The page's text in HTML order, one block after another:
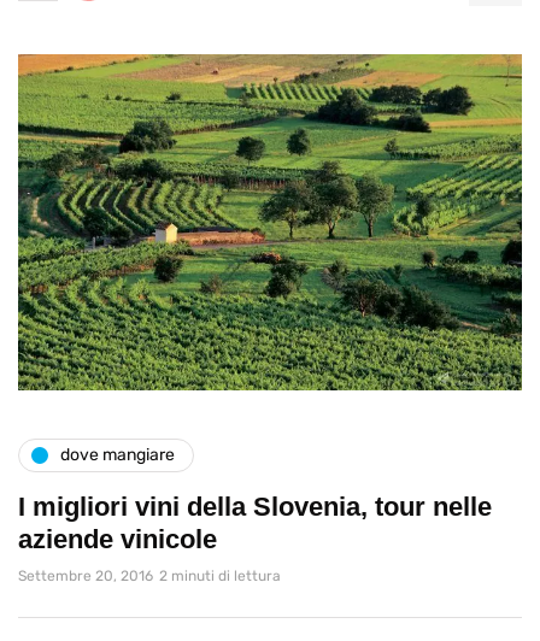
dove mangiare
I migliori vini della Slovenia, tour nelle
aziende vinicole
Settembre 20, 2016 2 minuti di lettura